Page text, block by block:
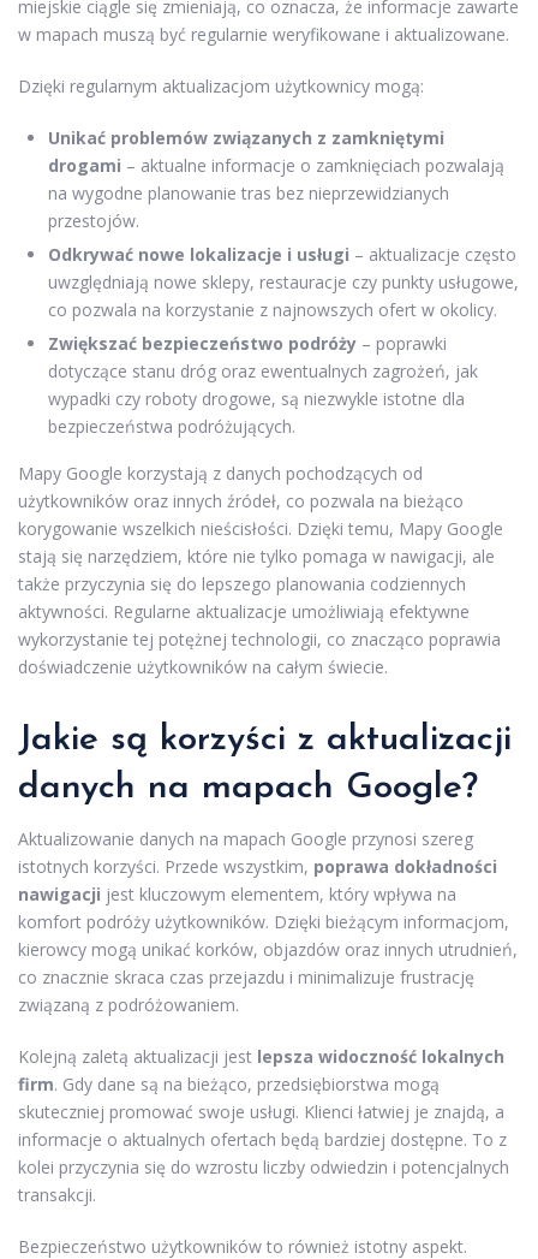
miejskie ciągle się zmieniają, co oznacza, że informacje zawarte
w mapach muszą być regularnie weryfikowane i aktualizowane.
Dzięki regularnym aktualizacjom użytkownicy mogą:
Unikać problemów związanych z zamkniętymi
drogami – aktualne informacje o zamknięciach pozwalają
na wygodne planowanie tras bez nieprzewidzianych
przestojów.
Odkrywać nowe lokalizacje i usługi – aktualizacje często
uwzględniają nowe sklepy, restauracje czy punkty usługowe,
co pozwala na korzystanie z najnowszych ofert w okolicy.
Zwiększać bezpieczeństwo podróży – poprawki
dotyczące stanu dróg oraz ewentualnych zagrożeń, jak
wypadki czy roboty drogowe, są niezwykle istotne dla
bezpieczeństwa podróżujących.
Mapy Google korzystają z danych pochodzących od
użytkowników oraz innych źródeł, co pozwala na bieżąco
korygowanie wszelkich nieścisłości. Dzięki temu, Mapy Google
stają się narzędziem, które nie tylko pomaga w nawigacji, ale
także przyczynia się do lepszego planowania codziennych
aktywności. Regularne aktualizacje umożliwiają efektywne
wykorzystanie tej potężnej technologii, co znacząco poprawia
doświadczenie użytkowników na całym świecie.
Jakie są korzyści z aktualizacji
danych na mapach Google?
Aktualizowanie danych na mapach Google przynosi szereg
istotnych korzyści. Przede wszystkim, poprawa dokładności
nawigacji jest kluczowym elementem, który wpływa na
komfort podróży użytkowników. Dzięki bieżącym informacjom,
kierowcy mogą unikać korków, objazdów oraz innych utrudnień,
co znacznie skraca czas przejazdu i minimalizuje frustrację
związaną z podróżowaniem.
Kolejną zaletą aktualizacji jest lepsza widoczność lokalnych
firm. Gdy dane są na bieżąco, przedsiębiorstwa mogą
skuteczniej promować swoje usługi. Klienci łatwiej je znajdą, a
informacje o aktualnych ofertach będą bardziej dostępne. To z
kolei przyczynia się do wzrostu liczby odwiedzin i potencjalnych
transakcji.
Bezpieczeństwo użytkowników to również istotny aspekt.